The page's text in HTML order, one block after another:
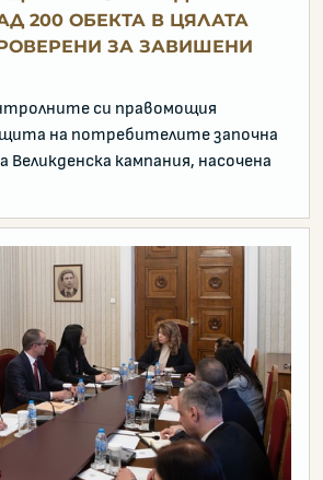
200 ОБЕКТА В ЦЯЛАТА
ЗА ЗАВИШЕНИ
си правомощия
на потребителите започна
кампания, насочена